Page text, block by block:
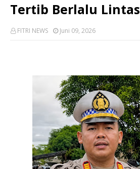
Tertib Berlalu Lintas
FITRI NEWS Juni 09, 2026